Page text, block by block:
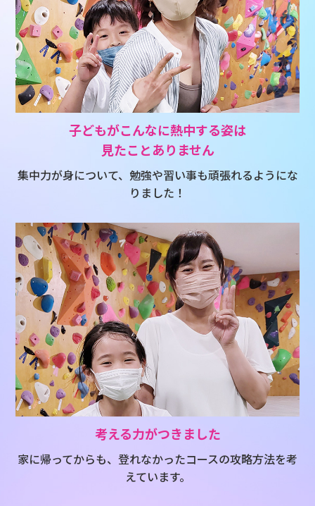
子どもがこんなに熱中する姿は
見たことありません
集中力が身について、勉強や習い事も頑張れるようにな
りました！
考える力がつきました
家に帰ってからも、登れなかったコースの攻略方法を考
えています。